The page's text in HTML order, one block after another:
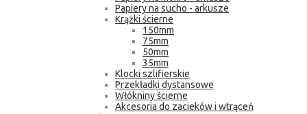
Papiery na sucho - arkusze
Krążki ścierne
150mm
75mm
50mm
35mm
Klocki szlifierskie
Przekładki dystansowe
Włókniny ścierne
Akcesoria do zacieków i wtrąceń